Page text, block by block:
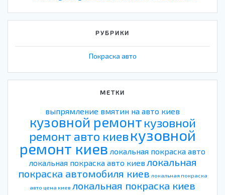
РУБРИКИ
Покраска авто
МЕТКИ
выпрямление вмятин на авто киев
кузовной ремонт кузовной
ремонт авто киев кузовной
ремонт киев локальная покраска авто
локальная покраска авто киев локальная
покраска автомобиля киев локальная покраска
авто цена киев локальная покраска киев